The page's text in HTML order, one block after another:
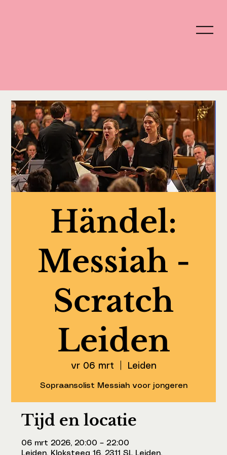
Händel:
Messiah -
Scratch
Leiden
vr 06 mrt Leiden
Sopraansolist Messiah voor jongeren
Tijd en locatie
06 mrt 2026, 20:00 – 22:00
Leiden, Kloksteeg 16, 2311 SL Leiden,